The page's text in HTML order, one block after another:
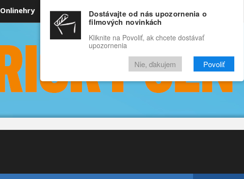
Onlinehry Rozprávky Funny Docu
RECENZIE VIDEÁ FILMY
Dostávajte od nás upozornenia o
filmových novinkách
Kliknite na Povoliť, ak chcete dostávať
upozornenia
Nie, ďakujem Povoliť